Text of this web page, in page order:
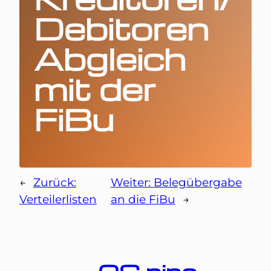
Debitoren
Abgleich
mit der
FiBu
← Zurück:
Verteilerlisten
Weiter: Belegübergabe
an die FiBu
→